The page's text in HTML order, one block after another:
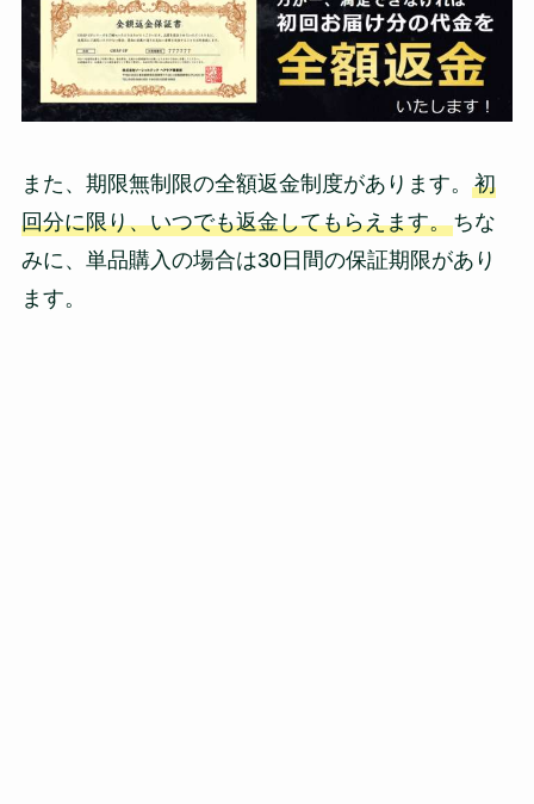
また、期限無制限の全額返金制度があります。 初
回分に限り、いつでも返金してもらえます。ちな
みに、単品購入の場合は30日間の保証期限があり
ます。